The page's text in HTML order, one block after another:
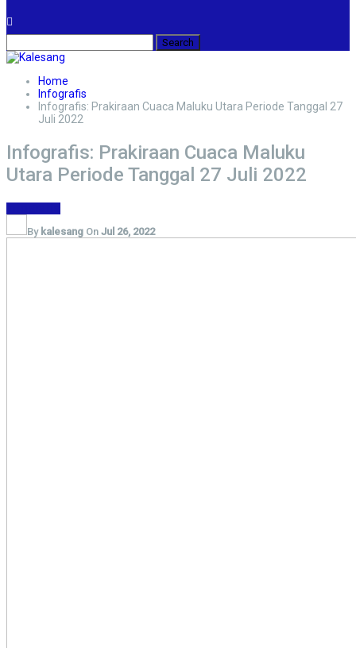
Home
Infografis
Infografis: Prakiraan Cuaca Maluku Utara Periode Tanggal 27
Juli 2022
Infografis: Prakiraan Cuaca Maluku
Utara Periode Tanggal 27 Juli 2022
By kalesang On Jul 26, 2022